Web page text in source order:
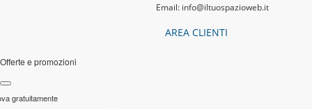
Email: info@iltuospazioweb.it
AREA CLIENTI
Offerte e promozioni
gratuitamente